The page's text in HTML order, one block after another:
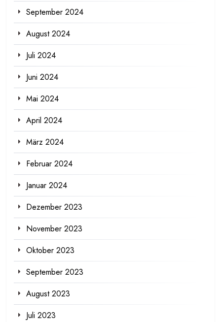
September 2024
August 2024
Juli 2024
Juni 2024
Mai 2024
April 2024
März 2024
Februar 2024
Januar 2024
Dezember 2023
November 2023
Oktober 2023
September 2023
August 2023
Juli 2023